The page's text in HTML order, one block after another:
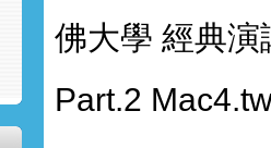
佛大學 經典
Part.2